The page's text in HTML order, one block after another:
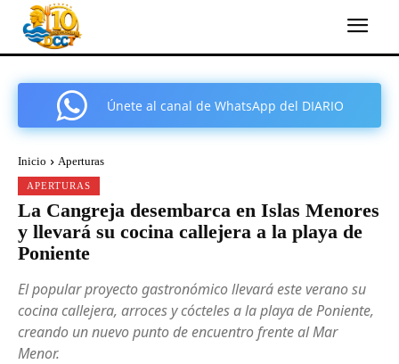
Únete al canal de WhatsApp del DIARIO
Inicio Aperturas
APERTURAS
La Cangreja desembarca en Islas Menores
y llevará su cocina callejera a la playa de
Poniente
El popular proyecto gastronómico llevará este verano su
cocina callejera, arroces y cócteles a la playa de Poniente,
creando un nuevo punto de encuentro frente al Mar
Menor.